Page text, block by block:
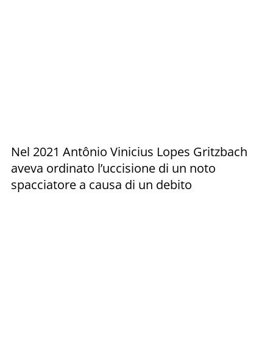
Nel 2021 Antônio Vinicius Lopes Gritzbach
aveva ordinato l’uccisione di un noto
spacciatore a causa di un debito